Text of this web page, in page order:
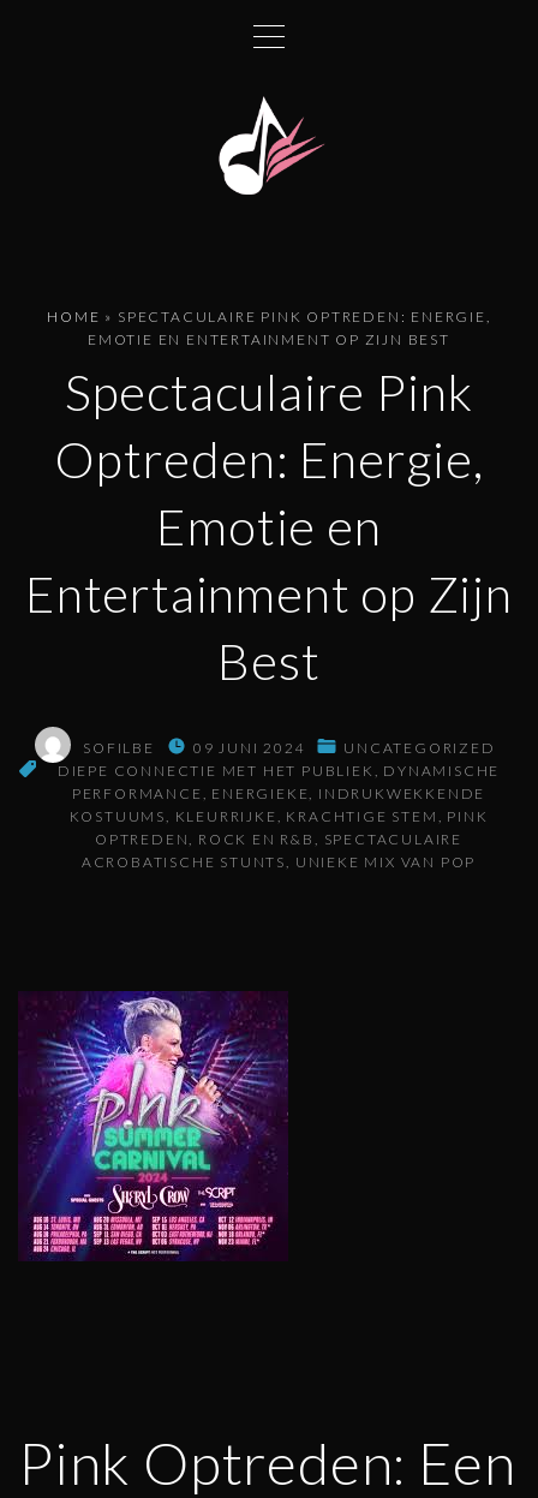
HOME » SPECTACULAIRE PINK OPTREDEN: ENERGIE,
EMOTIE EN ENTERTAINMENT OP ZIJN BEST
Spectaculaire Pink
Optreden: Energie,
Emotie en
Entertainment op Zijn
Best
SOFILBE 09 JUNI 2024
UNCATEGORIZED
DIEPE CONNECTIE MET HET PUBLIEK
DYNAMISCHE
PERFORMANCE
ENERGIEKE
INDRUKWEKKENDE
KOSTUUMS
KLEURRIJKE KRACHTIGE STEM
PINK
OPTREDEN
ROCK EN R&B
SPECTACULAIRE
ACROBATISCHE STUNTS
UNIEKE MIX VAN POP
Pink Optreden: Een